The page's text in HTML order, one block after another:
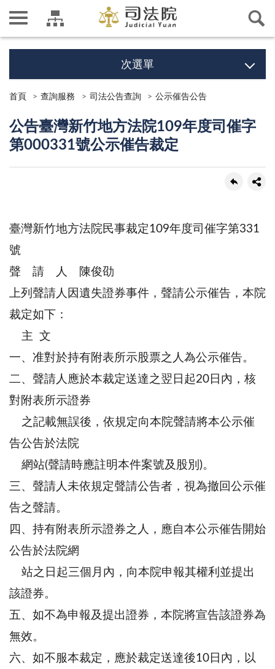
次選單
首頁 查詢服務 司法公告查詢 公示催告公告
公告臺灣新竹地方法院109年度司催字
第000331號公示催告裁定
臺灣新竹地方法院民事裁定109年度司催字第331
號
聲 請 人 陳俊劭
上列聲請人因遺失證券事件，聲請公示催告，本院
裁定如下：
主 文
一、准對於持有附表所示股票之人為公示催告。
二、聲請人應於本裁定送達之翌日起20日內，核
對附表所示證券
之記載無誤後，依規定向本院聲請將本公示催
告公告於法院
網站(聲請時應註明本件案號及股別)。
三、聲請人未依規定聲請公告者，視為撤回公示催
告之聲請。
四、持有附表所示證券之人，應自本公示催告開始
公告於法院網
站之日起三個月內，向本院申報其權利並提出
該證券。
五、如不為申報及提出證券，本院將宣告該證券為
無效。
六、如不服本裁定，應於裁定送達後10日內，以